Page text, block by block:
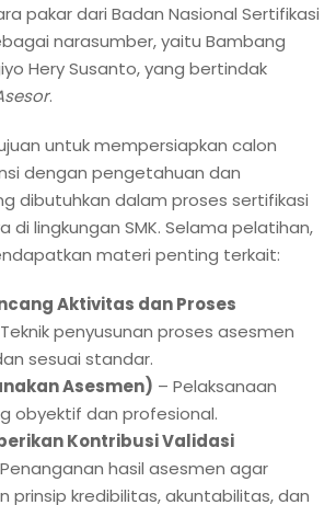
pakar dari Badan Nasional Sertifikasi
narasumber, yaitu Bambang
Hery Susanto, yang bertindak
.
untuk mempersiapkan calon
dengan pengetahuan dan
dibutuhkan dalam proses sertifikasi
di lingkungan SMK. Selama pelatihan,
materi penting terkait:
Aktivitas dan Proses
penyusunan proses asesmen
sesuai standar.
Asesmen) – Pelaksanaan
obyektif dan profesional.
Kontribusi Validasi
hasil asesmen agar
prinsip kredibilitas, akuntabilitas, dan